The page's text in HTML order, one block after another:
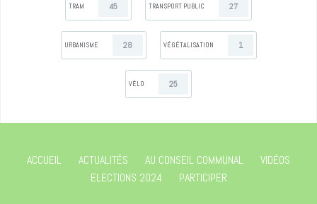
TRAM 45 TRANSPORT PUBLIC 27
URBANISME 28 VÉGÉTALISATION 1
VÉLO 25
ACCUEIL ACTUALITÉS AU CONSEIL COMMUNAL
VIDÉOS
ELECTIONS 2024
PARTICIPER